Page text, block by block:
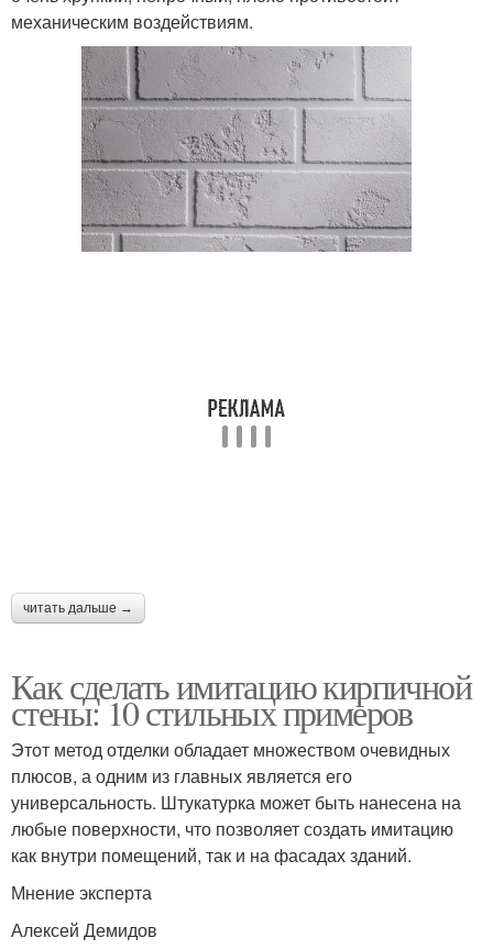
механическим воздействиям.
читать дальше →
Как сделать имитацию кирпичной
стены: 10 стильных примеров
Этот метод отделки обладает множеством очевидных
плюсов, а одним из главных является его
универсальность. Штукатурка может быть нанесена на
любые поверхности, что позволяет создать имитацию
как внутри помещений, так и на фасадах зданий.
Мнение эксперта
Алексей Демидов